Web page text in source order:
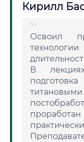
Кирилл
Освоил
В